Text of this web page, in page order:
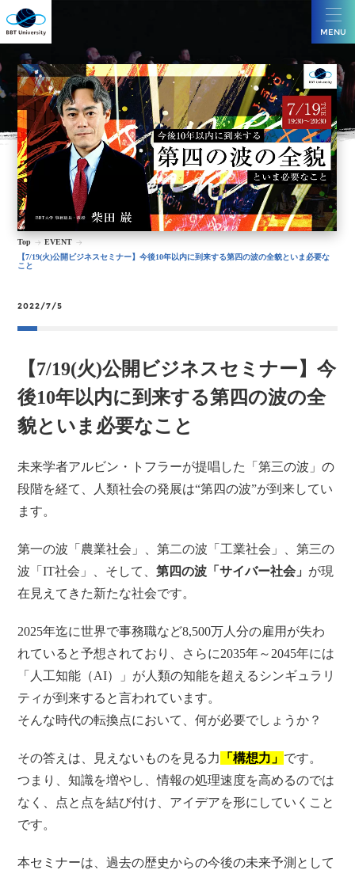
MENU
Top
EVENT
【7/19(火)公開ビジネスセミナー】今後10年以内に到来する第四の波の全貌といま必要な
こと
2022/7/5
【7/19(火)公開ビジネスセミナー】今
後10年以内に到来する第四の波の全
貌といま必要なこと
未来学者アルビン・トフラーが提唱した「第三の波」の
段階を経て、人類社会の発展は“第四の波”が到来してい
ます。
第一の波「農業社会」、第二の波「工業社会」、第三の
波「IT社会」、そして、第四の波「サイバー社会」 が現
在見えてきた新たな社会です。
2025年迄に世界で事務職など8,500万人分の雇用が失わ
れていると予想されており、さらに2035年～2045年には
「人工知能（AI）」が人類の知能を超えるシンギュラリ
ティが到来すると言われています。
そんな時代の転換点において、何が必要でしょうか？
その答えは、見えないものを見る力 「構想力」 です。
つまり、知識を増やし、情報の処理速度を高めるのでは
なく、点と点を結び付け、アイデアを形にしていくこと
です。
本セミナーは、過去の歴史からの今後の未来予測として